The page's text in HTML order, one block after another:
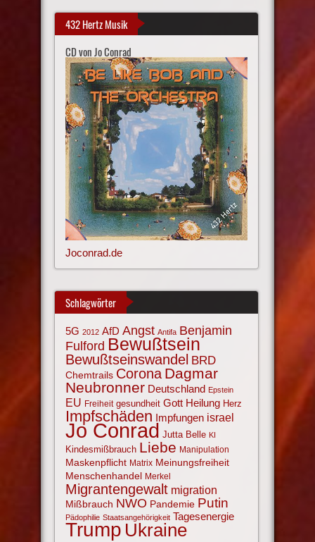
432 Hertz Musik
CD von Jo Conrad
Joconrad.de
Schlagwörter
5G 2012 AfD Angst Antifa Benjamin
Fulford Bewußtsein
Bewußtseinswandel BRD
Chemtrails Corona Dagmar
Neubronner Deutschland Epstein
EU Freiheit gesundheit Gott Heilung Herz
Impfschäden Impfungen israel
Jo Conrad Jutta Belle KI
Kindesmißbrauch Liebe Manipulation
Maskenpflicht Matrix Meinungsfreiheit
Menschenhandel Merkel
Migrantengewalt migration
Mißbrauch NWO Pandemie Putin
Pädophilie Staatsangehörigkeit Tagesenergie
Trump Ukraine